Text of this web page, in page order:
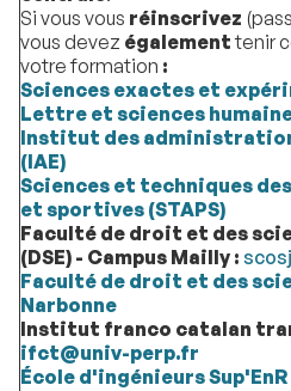
Si vous vous réinscrivez
vous devez égalementtenir
votre formation :
Sciences exactes et
Lettre et sciences
Institut des
(IAE)
Sciences et techniques
et sportives (STAPS)
Faculté de droit et des
(DSE) - Campus Mailly :
Faculté de droit et des
Narbonne
Institut franco catalan
ifct@univ-perp.fr
École d'ingénieurs Sup'EnR